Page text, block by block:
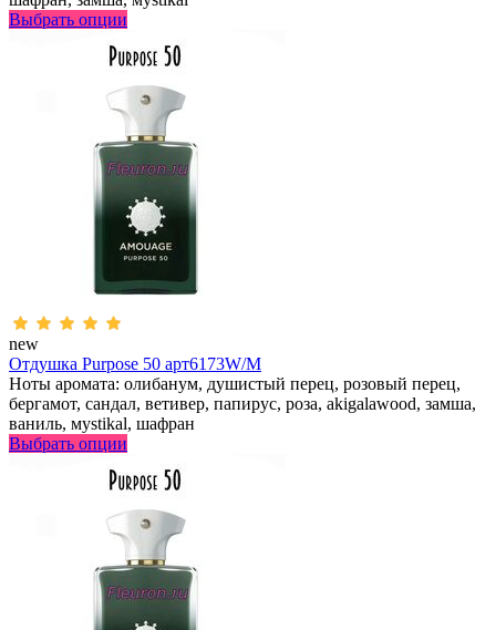
Выбрать опции
new
Отдушка Purpose 50 арт6173W/M
Ноты аромата: олибанум, душистый перец, розовый перец,
бергамот, сандал, ветивер, папирус, роза, аkigalawood, замша,
ваниль, мystikal, шафран
Выбрать опции